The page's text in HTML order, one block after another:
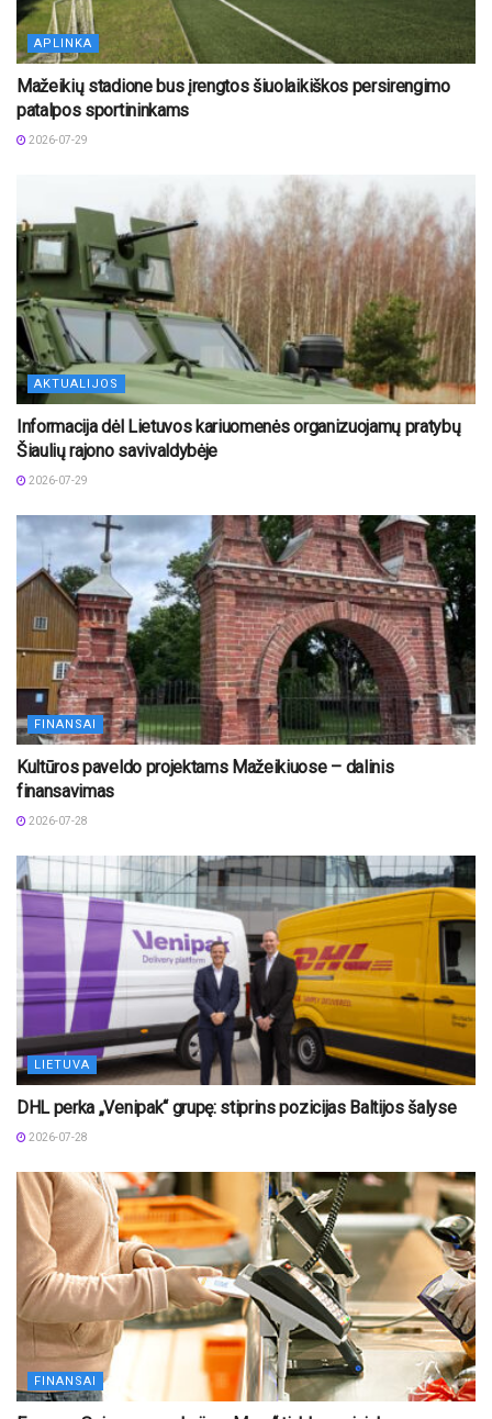
APLINKA
Mažeikių stadione bus įrengtos šiuolaikiškos persirengimo
patalpos sportininkams
2026-07-29
AKTUALIJOS
Informacija dėl Lietuvos kariuomenės organizuojamų pratybų
Šiaulių rajono savivaldybėje
2026-07-29
FINANSAI
Kultūros paveldo projektams Mažeikiuose – dalinis
finansavimas
2026-07-28
LIETUVA
DHL perka „Venipak“ grupę: stiprins pozicijas Baltijos šalyse
2026-07-28
FINANSAI